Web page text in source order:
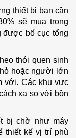
thiết bị bạn cần
sẽ mua trong
được bố cục tổng
thói quen sinh
hoặc người lớn
với. Các khu vực
xa so với bồn
bị chờ như máy
thiết kế vị trí phù